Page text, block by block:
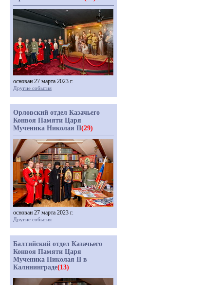
основан 27 марта 2023 г.
Другие события
Орловский отдел Казачьего
Конвоя Памяти Царя
Мученика Николая II(29)
основан 27 марта 2023 г.
Другие события
Балтийский отдел Казачьего
Конвоя Памяти Царя
Мученика Николая II в
Калининграде(13)